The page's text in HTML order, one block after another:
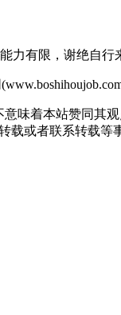
力有限，谢绝自行
味着本站赞同其
或者联系转载等